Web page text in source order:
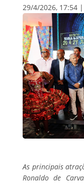
29/4/2026, 17:54 |
As principais
Ronaldo de